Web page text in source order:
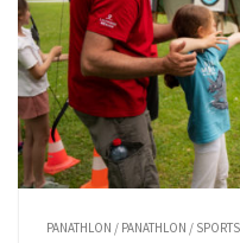
PANATHLON / PANATHLON / SPORTS